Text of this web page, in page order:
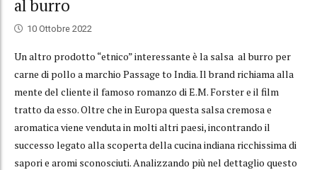
al burro
10 Ottobre 2022
Un altro prodotto “etnico” interessante è la salsa al burro per
carne di pollo a marchio Passage to India. Il brand richiama alla
mente del cliente il famoso romanzo di E.M. Forster e il film
tratto da esso. Oltre che in Europa questa salsa cremosa e
aromatica viene venduta in molti altri paesi, incontrando il
successo legato alla scoperta della cucina indiana ricchissima di
sapori e aromi sconosciuti. Analizzando più nel dettaglio questo